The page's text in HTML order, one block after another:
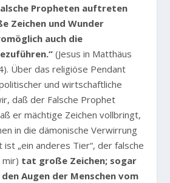
Propheten auftreten
Zeichen und Wunder
auch die
(Jesus in Matthäus
Über das religiöse Pendant
und wirtschaftliche
daß der Falsche Prophet
er mächtige Zeichen vollbringt,
in die dämonische Verwirrung
ist „ein anderes Tier“, der falsche
mir) tat große Zeichen; sogar
Augen der Menschen vom